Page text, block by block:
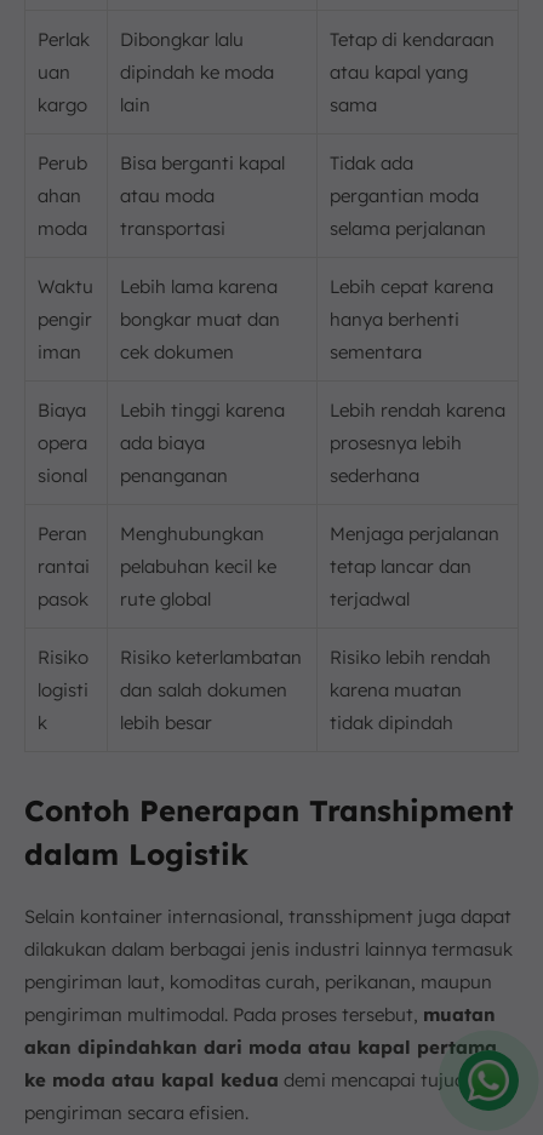
Perlak
uan
kargo
Dibongkar lalu
dipindah ke moda
lain
Tetap di kendaraan
atau kapal yang
sama
Perub
ahan
moda
Bisa berganti kapal
atau moda
transportasi
Tidak ada
pergantian moda
selama perjalanan
Waktu
pengir
iman
Lebih lama karena
bongkar muat dan
cek dokumen
Lebih cepat karena
hanya berhenti
sementara
Biaya
opera
sional
Lebih tinggi karena
ada biaya
penanganan
Lebih rendah karena
prosesnya lebih
sederhana
Peran
rantai
pasok
Menghubungkan
pelabuhan kecil ke
rute global
Menjaga perjalanan
tetap lancar dan
terjadwal
Risiko
logisti
k
Risiko keterlambatan
dan salah dokumen
lebih besar
Risiko lebih rendah
karena muatan
tidak dipindah
Contoh Penerapan Transhipment
dalam Logistik
Selain kontainer internasional, transshipment juga dapat
dilakukan dalam berbagai jenis industri lainnya termasuk
pengiriman laut, komoditas curah, perikanan, maupun
pengiriman multimodal. Pada proses tersebut, muatan
akan dipindahkan dari moda atau kapal pertama
ke moda atau kapal kedua demi mencapai tujuan
pengiriman secara efisien.